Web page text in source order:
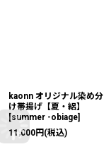
kaonn オリジナル染め分
け帯揚げ【夏・絽】
[summer -obiage]
11,000円 (税込)